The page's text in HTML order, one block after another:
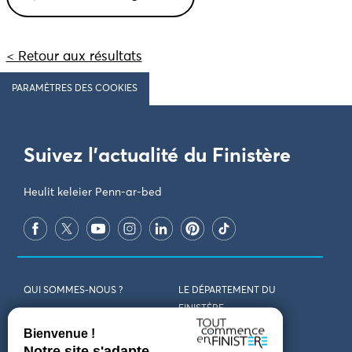
Deux pardons à Notre-Dame-de-tout-remède s’y
< Retour aux résultats
PARAMÈTRES DES COOKIES
Suivez l'actualité du Finistère
Heulit keleier Penn-ar-bed
QUI SOMMES-NOUS ?
LE DÉPARTEMENT DU
FINISTÈRE
REJOIGNEZ-NOUS VENIR EN FINISTÈRE